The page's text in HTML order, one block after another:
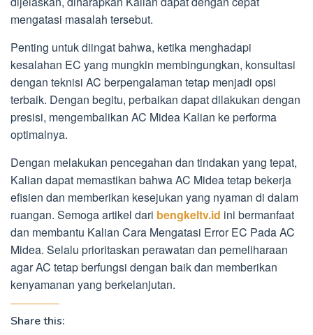
mengatasi masalah tersebut.
Penting untuk diingat bahwa, ketika menghadapi
kesalahan EC yang mungkin membingungkan, konsultasi
dengan teknisi AC berpengalaman tetap menjadi opsi
terbaik. Dengan begitu, perbaikan dapat dilakukan dengan
presisi, mengembalikan AC Midea Kalian ke performa
optimalnya.
Dengan melakukan pencegahan dan tindakan yang tepat,
Kalian dapat memastikan bahwa AC Midea tetap bekerja
efisien dan memberikan kesejukan yang nyaman di dalam
ruangan. Semoga artikel dari bengkeltv.id ini bermanfaat
dan membantu Kalian Cara Mengatasi Error EC Pada AC
Midea. Selalu prioritaskan perawatan dan pemeliharaan
agar AC tetap berfungsi dengan baik dan memberikan
kenyamanan yang berkelanjutan.
Share this: